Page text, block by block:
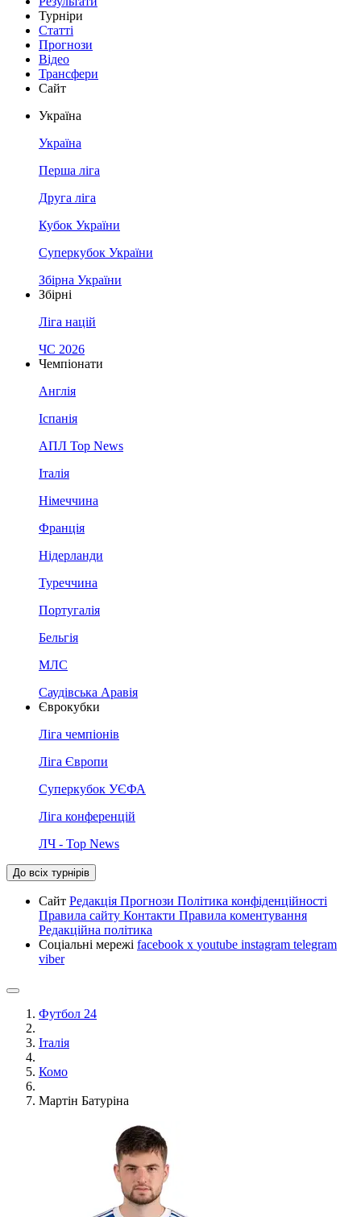
Турніри
Статті
Прогнози
Відео
Трансфери
Сайт
Україна
Україна
Перша ліга
Друга ліга
Кубок України
Суперкубок України
Збірна України
Збірні
Ліга націй
ЧС 2026
Чемпіонати
Англія
Іспанія
АПЛ Top News
Італія
Німеччина
Франція
Нідерланди
Туреччина
Португалія
Бельгія
МЛС
Саудівська Аравія
Єврокубки
Ліга чемпіонів
Ліга Європи
Суперкубок УЄФА
Ліга конференцій
ЛЧ - Top News
До всіх турнірів
Сайт Редакція Прогнози Політика конфіденційності
Правила сайту Контакти Правила коментування
Редакційна політика
Соціальні мережі facebook x youtube instagram telegram
viber
Футбол 24
Італія
Комо
Мартін Батуріна